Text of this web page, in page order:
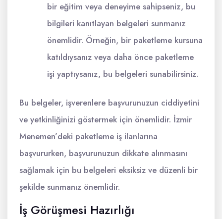
bir eğitim veya deneyime sahipseniz, bu
bilgileri kanıtlayan belgeleri sunmanız
önemlidir. Örneğin, bir paketleme kursuna
katıldıysanız veya daha önce paketleme
işi yaptıysanız, bu belgeleri sunabilirsiniz.
Bu belgeler, işverenlere başvurunuzun ciddiyetini
ve yetkinliğinizi göstermek için önemlidir. İzmir
Menemen’deki paketleme iş ilanlarına
başvururken, başvurunuzun dikkate alınmasını
sağlamak için bu belgeleri eksiksiz ve düzenli bir
şekilde sunmanız önemlidir.
İş Görüşmesi Hazırlığı